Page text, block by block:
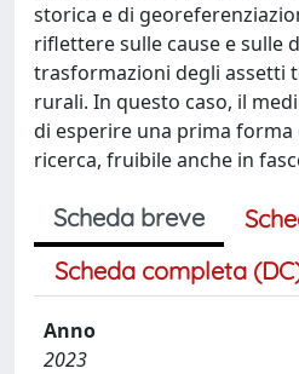
storica e di
riflettere sulle cause e sulle
trasformazioni degli assetti
rurali. In questo caso, il
di esperire una prima forma
ricerca, fruibile anche in
Scheda breve
Scheda completa
Anno
2023